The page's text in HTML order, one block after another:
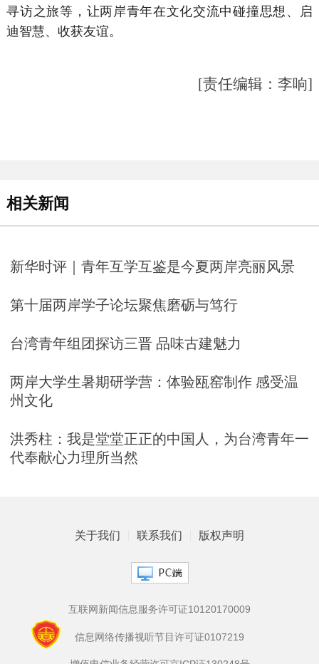
寻访之旅等，让两岸青年在文化交流中碰撞思想、启
迪智慧、收获友谊。
[责任编辑：李响]
相关新闻
新华时评｜青年互学互鉴是今夏两岸亮丽风景
第十届两岸学子论坛聚焦磨砺与笃行
台湾青年组团探访三晋 品味古建魅力
两岸大学生暑期研学营：体验瓯窑制作 感受温
州文化
洪秀柱：我是堂堂正正的中国人，为台湾青年一
代奉献心力理所当然
关于我们 联系我们 版权声明
互联网新闻信息服务许可证10120170009
信息网络传播视听节目许可证0107219